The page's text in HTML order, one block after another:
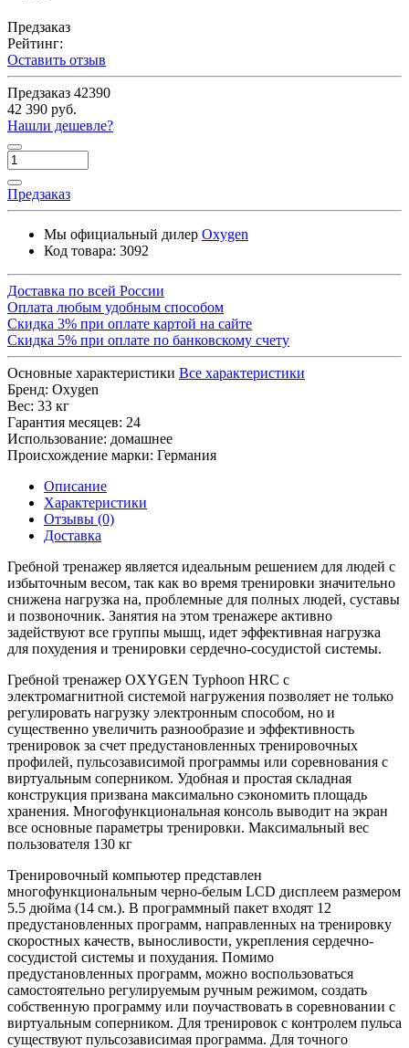
Предзаказ
Рейтинг:
Оставить отзыв
Предзаказ 42390
42 390 руб.
Нашли дешевле?
Предзаказ
Мы официальный дилер Oxygen
Код товара: 3092
Доставка по всей России
Оплата любым удобным способом
Скидка 3% при оплате картой на сайте
Скидка 5% при оплате по банковскому счету
Основные характеристики Все характеристики
Бренд: Oxygen
Вес: 33 кг
Гарантия месяцев: 24
Использование: домашнее
Происхождение марки: Германия
Описание
Характеристики
Отзывы (0)
Доставка
Гребной тренажер является идеальным решением для людей с
избыточным весом, так как во время тренировки значительно
снижена нагрузка на, проблемные для полных людей, суставы
и позвоночник. Занятия на этом тренажере активно
задействуют все группы мышц, идет эффективная нагрузка
для похудения и тренировки сердечно-сосудистой системы.
Гребной тренажер OXYGEN Typhoon HRC c
электромагнитной системой нагружения позволяет не только
регулировать нагрузку электронным способом, но и
существенно увеличить разнообразие и эффективность
тренировок за счет предустановленных тренировочных
профилей, пульсозависимой программы или соревнования с
виртуальным соперником. Удобная и простая складная
конструкция призвана максимально сэкономить площадь
хранения. Многофункциональная консоль выводит на экран
все основные параметры тренировки. Максимальный вес
пользователя 130 кг
Тренировочный компьютер представлен
многофункциональным черно-белым LCD дисплеем размером
5.5 дюйма (14 см.). В программный пакет входят 12
предустановленных программ, направленных на тренировку
скоростных качеств, выносливости, укрепления сердечно-
сосудистой системы и похудания. Помимо
предустановленных программ, можно воспользоваться
самостоятельно регулируемым ручным режимом, создать
собственную программу или поучаствовать в соревновании с
виртуальным соперником. Для тренировок с контролем пульса
существуют пульсозависимая программа. Для точного